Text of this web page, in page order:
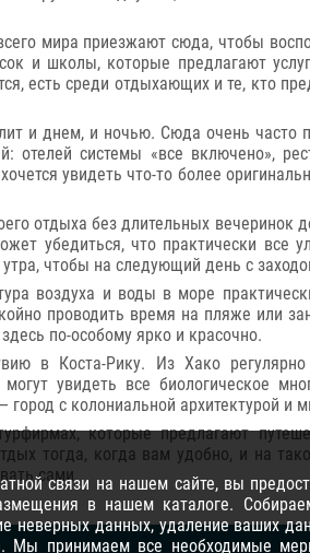
мира приезжают сюда, чтобы
и школы, которые предлагают
есть среди отдыхающих и те, кто
и днем, и ночью. Сюда очень часто
системы «все включено»,
увидеть что-то более
отдыха без длительных
убедиться, что практически
чтобы на следующий день с
воздуха и воды в море
проводить время на пляже или
по-особому ярко и красочно.
в Коста-Рику. Из Хако
увидеть все биологическое
с колониальной архитектурой и
которые предлагают
тогда, когда вам удобно, и на
сами.
связи на нашем сайте, вы
в нашем каталоге.
неверных данных, удаление ваших
. Мы принимаем все необходимые